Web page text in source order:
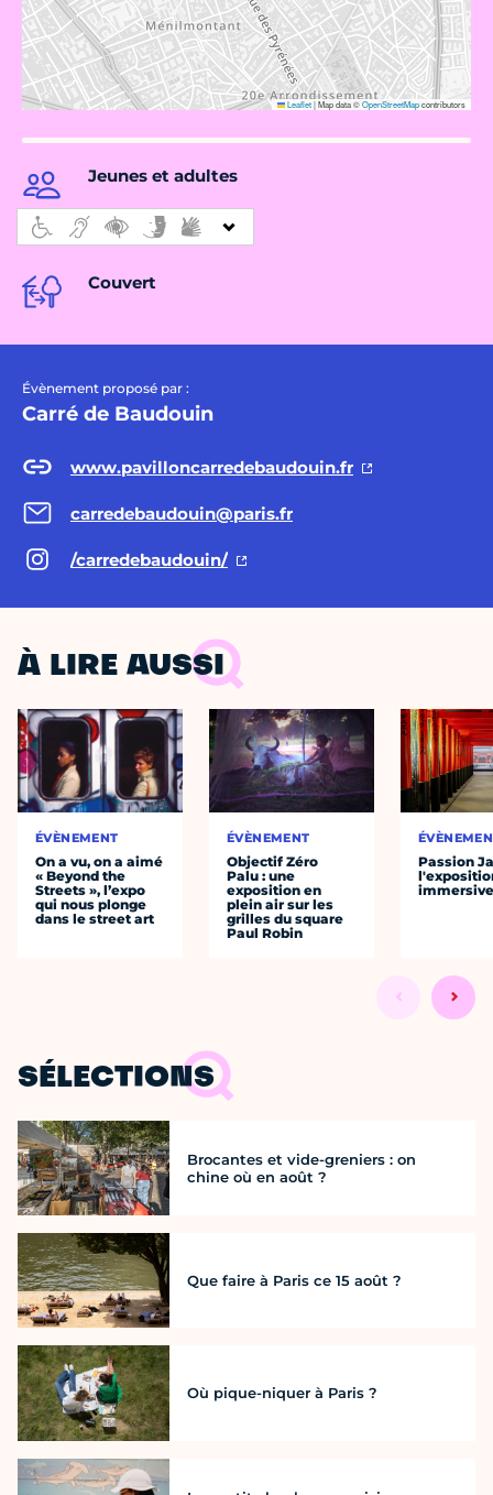
Leaflet|Map data ©OpenStreetMapcontributors
Jeunes et adultes
Couvert
Évènement proposé par :
Carré de Baudouin
www.pavilloncarredebaudouin.fr
carredebaudouin@paris.fr
/carredebaudouin/
À LIRE AUSSI
ÉVÈNEMENT
On a vu, on a aimé
« Beyond the
Streets », l’expo
qui nous plonge
dans le street art
ÉVÈNEMENT
Objectif Zéro
Palu : une
exposition en
plein air sur les
grilles du square
Paul Robin
Passion
SÉLECTIONS
Brocantes et vide-greniers : on
chine où en août ?
Que faire à Paris ce 15 août ?
Où pique-niquer à Paris ?